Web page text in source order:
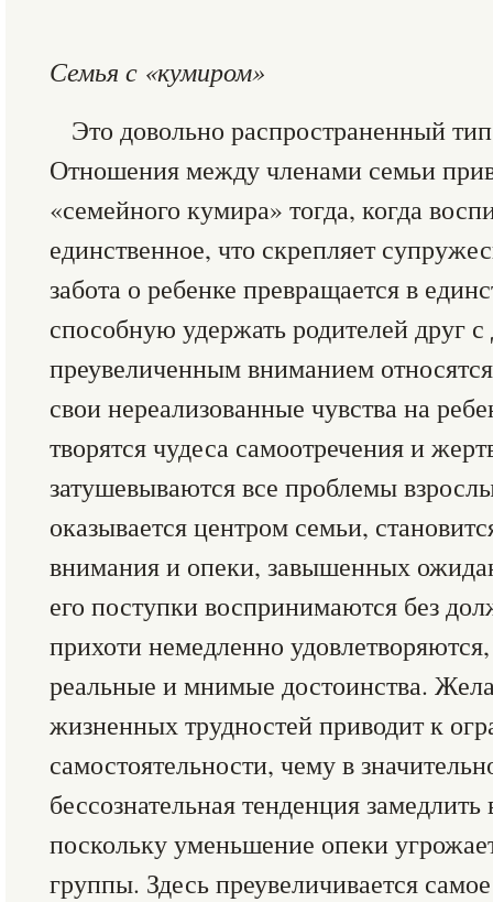
Семья с «кумиром»
Это довольно распространенный
Отношения между членами семьи
«семейного кумира» тогда, когда
единственное, что скрепляет
забота о ребенке превращается в
способную удержать родителей друг
преувеличенным вниманием
свои нереализованные чувства на
творятся чудеса самоотречения и
затушевываются все проблемы
оказывается центром семьи,
внимания и опеки, завышенных
его поступки воспринимаются без
прихоти немедленно
реальные и мнимые достоинства.
жизненных трудностей приводит к
самостоятельности, чему в
бессознательная тенденция
поскольку уменьшение опеки
группы. Здесь преувеличивается